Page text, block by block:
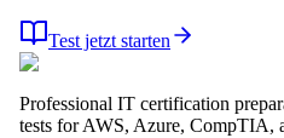
Test jetzt starten
Professional IT certification
tests for AWS, Azure, CompTIA,